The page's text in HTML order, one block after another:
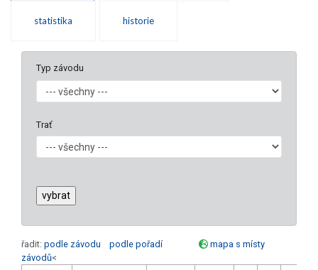
statistika historie
Typ závodu
Trať
řadit: podle závodu podle pořadí
mapa s místy
závodů<